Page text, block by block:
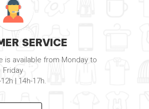
SERVICE
is available from Monday to
Friday
| 14h-17h.